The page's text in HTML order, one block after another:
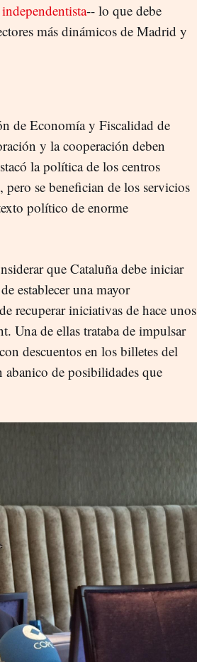
-- lo que debe
más dinámicos de Madrid y
de Economía y Fiscalidad de
y la cooperación deben
la política de los centros
se benefician de los servicios
político de enorme
que Cataluña debe iniciar
establecer una mayor
recuperar iniciativas de hace unos
Una de ellas trataba de impulsar
descuentos en los billetes del
de posibilidades que